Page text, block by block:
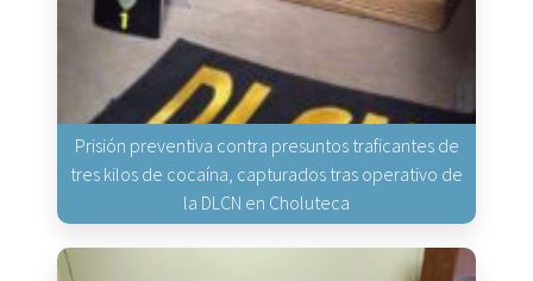
Prisión preventiva contra presuntos traficantes de
tres kilos de cocaína, capturados tras operativo de
la DLCN en Choluteca